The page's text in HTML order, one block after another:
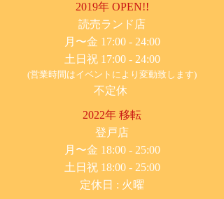
2019年 OPEN!!
​読売ランド店
月〜金 17:00 - 24:00
土日祝 17:00 - 24:00
(営業時間はイベントにより変動致します)
不定休
2022年 移転
​登戸店
月〜金 18:00 - 25:00
土日祝 18:00 - 25:00
​定休日 : 火曜